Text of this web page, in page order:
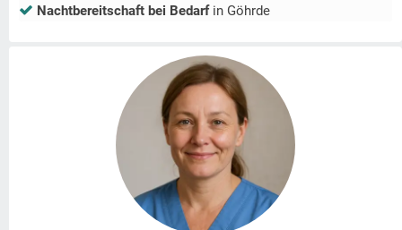
Nachtbereitschaft bei Bedarfin Göhrde